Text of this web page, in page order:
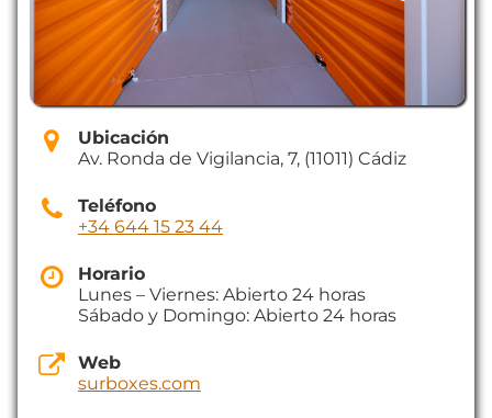
Ubicación
Av. Ronda de Vigilancia, 7, (11011) Cádiz
Teléfono
+34 644 15 23 44
Horario
Lunes – Viernes: Abierto 24 horas
Sábado y Domingo: Abierto 24 horas
Web
surboxes.com